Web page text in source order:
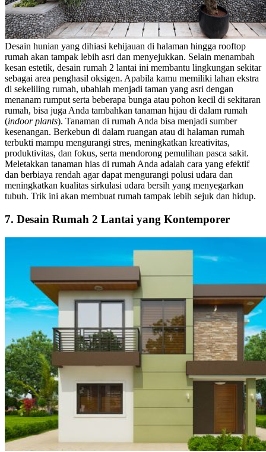
Desain hunian yang dihiasi kehijauan di halaman hingga rooftop
rumah akan tampak lebih asri dan menyejukkan. Selain menambah
kesan estetik, desain rumah 2 lantai ini membantu lingkungan sekitar
sebagai area penghasil oksigen. Apabila kamu memiliki lahan ekstra
di sekeliling rumah, ubahlah menjadi taman yang asri dengan
menanam rumput serta beberapa bunga atau pohon kecil di sekitaran
rumah, bisa juga Anda tambahkan tanaman hijau di dalam rumah
(indoor plants). Tanaman di rumah Anda bisa menjadi sumber
kesenangan. Berkebun di dalam ruangan atau di halaman rumah
terbukti mampu mengurangi stres, meningkatkan kreativitas,
produktivitas, dan fokus, serta mendorong pemulihan pasca sakit.
Meletakkan tanaman hias di rumah Anda adalah cara yang efektif
dan berbiaya rendah agar dapat mengurangi polusi udara dan
meningkatkan kualitas sirkulasi udara bersih yang menyegarkan
tubuh. Trik ini akan membuat rumah tampak lebih sejuk dan hidup.
7. Desain Rumah 2 Lantai yang Kontemporer